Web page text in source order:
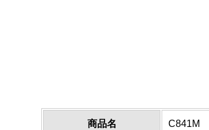
商品名 C841M